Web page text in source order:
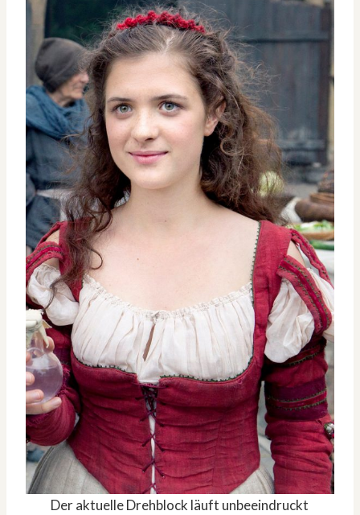
Der aktuelle Drehblock läuft unbeeindruckt